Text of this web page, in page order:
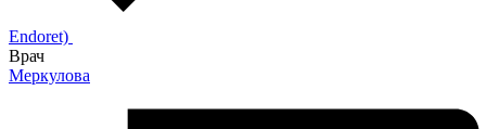
Endoret)
Врач
Меркулова